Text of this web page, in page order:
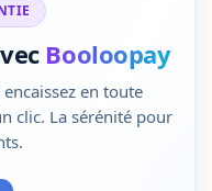
Booloopay
en toute
clic. La sérénité pour